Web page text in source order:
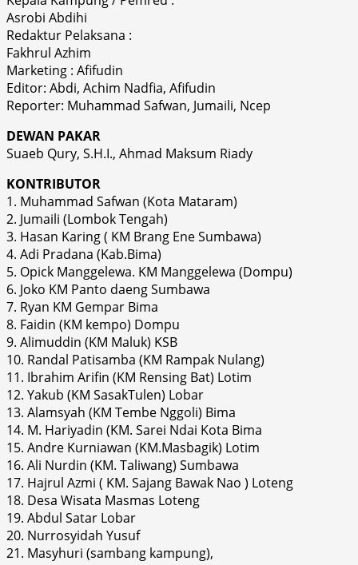
Asrobi Abdihi
Redaktur Pelaksana :
Fakhrul Azhim
Marketing : Afifudin
Editor: Abdi, Achim Nadfia, Afifudin
Reporter: Muhammad Safwan, Jumaili, Ncep
DEWAN PAKAR
Suaeb Qury, S.H.I., Ahmad Maksum Riady
KONTRIBUTOR
1. Muhammad Safwan (Kota Mataram)
2. Jumaili (Lombok Tengah)
3. Hasan Karing ( KM Brang Ene Sumbawa)
4. Adi Pradana (Kab.Bima)
5. Opick Manggelewa. KM Manggelewa (Dompu)
6. Joko KM Panto daeng Sumbawa
7. Ryan KM Gempar Bima
8. Faidin (KM kempo) Dompu
9. Alimuddin (KM Maluk) KSB
10. Randal Patisamba (KM Rampak Nulang)
11. Ibrahim Arifin (KM Rensing Bat) Lotim
12. Yakub (KM SasakTulen) Lobar
13. Alamsyah (KM Tembe Nggoli) Bima
14. M. Hariyadin (KM. Sarei Ndai Kota Bima
15. Andre Kurniawan (KM.Masbagik) Lotim
16. Ali Nurdin (KM. Taliwang) Sumbawa
17. Hajrul Azmi ( KM. Sajang Bawak Nao ) Loteng
18. Desa Wisata Masmas Loteng
19. Abdul Satar Lobar
20. Nurrosyidah Yusuf
21. Masyhuri (sambang kampung),